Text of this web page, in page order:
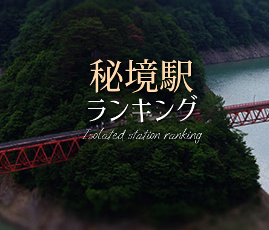
秘境駅
ランキング
Isolated station ranking